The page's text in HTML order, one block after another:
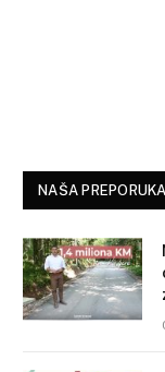
NAŠA PREPORUKA